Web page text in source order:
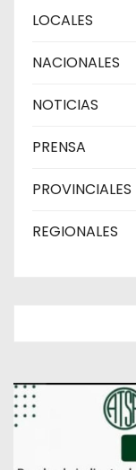
LOCALES
NACIONALES
NOTICIAS
PRENSA
PROVINCIALES
REGIONALES